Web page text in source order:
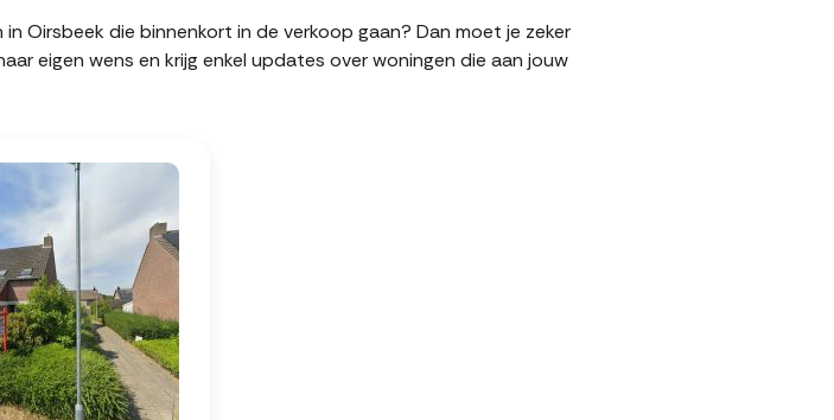
Oirsbeek die binnenkort in de verkoop gaan? Dan moet je zeker
eigen wens en krijg enkel updates over woningen die aan jouw